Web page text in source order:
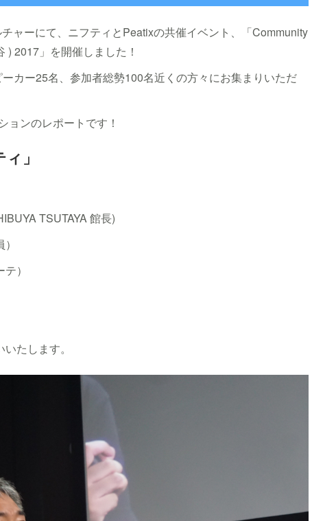
ャーにて、ニフティとPeatixの共催イベント、「Community
2017」を開催しました！
カー25名、参加者総勢100名近くの方々にお集まりいただ
ョンのレポートです！
」
TSUTAYA 館長)
）
たします。